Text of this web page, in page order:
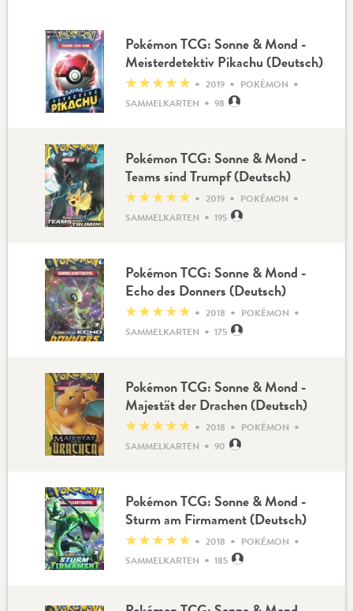
Pokémon TCG: Sonne & Mond -
Meisterdetektiv Pikachu (Deutsch)
★★★★★ • 2019 • POKÉMON •
SAMMELKARTEN • 98
Pokémon TCG: Sonne & Mond -
Teams sind Trumpf (Deutsch)
★★★★★ • 2019 • POKÉMON •
SAMMELKARTEN • 195
Pokémon TCG: Sonne & Mond -
Echo des Donners (Deutsch)
★★★★★ • 2018 • POKÉMON •
SAMMELKARTEN • 175
Pokémon TCG: Sonne & Mond -
Majestät der Drachen (Deutsch)
★★★★★ • 2018 • POKÉMON •
SAMMELKARTEN • 90
Pokémon TCG: Sonne & Mond -
Sturm am Firmament (Deutsch)
★★★★★ • 2018 • POKÉMON •
SAMMELKARTEN • 185